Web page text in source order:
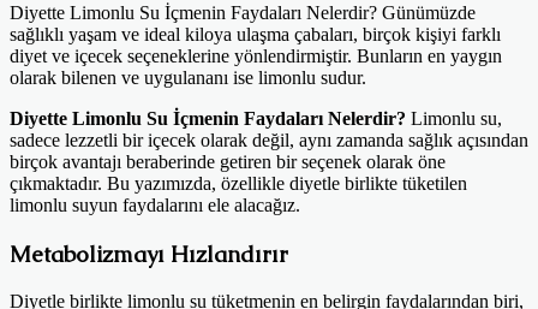
Diyette Limonlu Su İçmenin Faydaları Nelerdir? Günümüzde
sağlıklı yaşam ve ideal kiloya ulaşma çabaları, birçok kişiyi farklı
diyet ve içecek seçeneklerine yönlendirmiştir. Bunların en yaygın
olarak bilenen ve uygulananı ise limonlu sudur.
Diyette Limonlu Su İçmenin Faydaları Nelerdir? Limonlu su,
sadece lezzetli bir içecek olarak değil, aynı zamanda sağlık açısından
birçok avantajı beraberinde getiren bir seçenek olarak öne
çıkmaktadır. Bu yazımızda, özellikle diyetle birlikte tüketilen
limonlu suyun faydalarını ele alacağız.
Metabolizmayı Hızlandırır
Diyetle birlikte limonlu su tüketmenin en belirgin faydalarından biri,